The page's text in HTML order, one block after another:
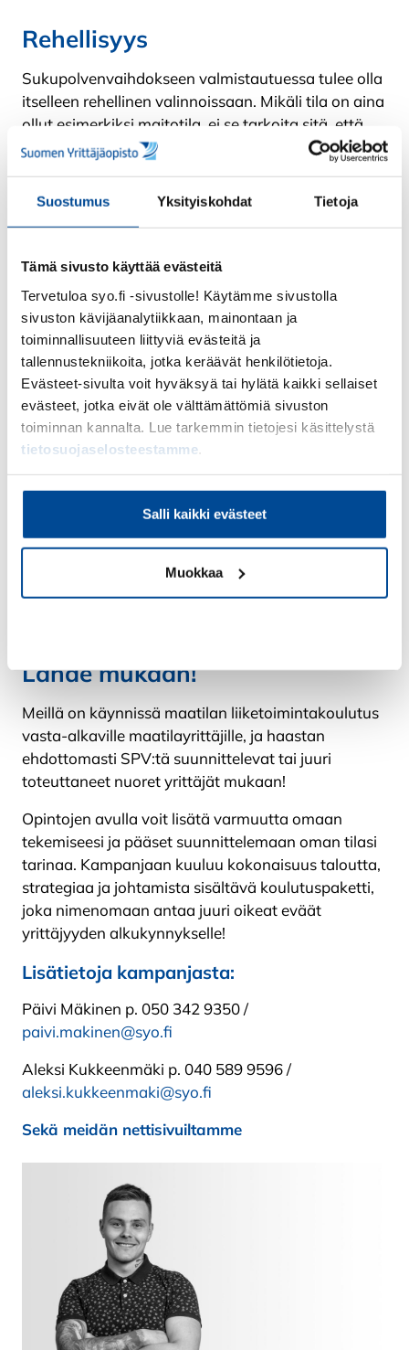
Suostumus Yksityiskohdat Tietoja
Tämä sivusto käyttää evästeitä
Tervetuloa syo.fi -sivustolle! Käytämme sivustolla
sivuston kävijäanalytiikkaan, mainontaan ja
toiminnallisuuteen liittyviä evästeitä ja
tallennustekniikoita, jotka keräävät henkilötietoja.
Evästeet-sivulta voit hyväksyä tai hylätä kaikki sellaiset
evästeet, jotka eivät ole välttämättömiä sivuston
toiminnan kannalta. Lue tarkemmin tietojesi käsittelystä
tietosuojaselosteestamme
Salli kaikki evästeet
Muokkaa
Rehellisyys
Sukupolvenvaihdokseen valmistautuessa tulee olla
itselleen rehellinen valinnoissaan. Mikäli tila on aina
ollut esimerkiksi maitotila, ei se tarkoita sitä, että
tilan tulee aina ja ikuisesti olla maitotila. Uuden
taas uuden elinkaarensa, mihin se ikinä sitten
Tilakauppaan liittyy todella paljon käytännön
yrittäjältä toiselle. Silti on hyvä pitää mielessä, että
asioita on tutkiskeltava ja makusteltava monesta
Kukaan ei voi sanoa, miten tulevaisuus tulee
toteuttaa, vaan uutena yrittäjänä se polku on
löydettävä itse. Se on selvää, että käytännön asiat
määrittelevät monet toimintarajat, joiden sisällä
päätökset tehdään, mutta silti aina on
Sukupolvenvaihdokseen
valmistautuessa tulee olla itselleen
Lähde mukaan!
Meillä on käynnissä maatilan liiketoimintakoulutus
vasta-alkaville maatilayrittäjille, ja haastan
ehdottomasti SPV:tä suunnittelevat tai juuri
toteuttaneet nuoret yrittäjät mukaan!
Opintojen avulla voit lisätä varmuutta omaan
tekemiseesi ja pääset suunnittelemaan oman tilasi
tarinaa. Kampanjaan kuuluu kokonaisuus taloutta,
strategiaa ja johtamista sisältävä koulutuspaketti,
joka nimenomaan antaa juuri oikeat eväät
yrittäjyyden alkukynnykselle!
Lisätietoja kampanjasta:
Päivi Mäkinen p. 050 342 9350 /
paivi.makinen@syo.fi
Aleksi Kukkeenmäki p. 040 589 9596 /
aleksi.kukkeenmaki@syo.fi
Sekä meidän nettisivuiltamme